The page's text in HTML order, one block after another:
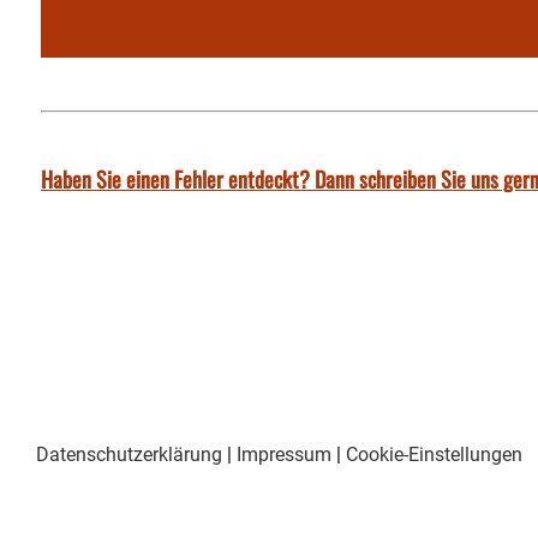
Haben Sie einen Fehler entdeckt? Dann schreiben Sie uns
Datenschutzerklärung | Impressum | Cookie-Einstellungen